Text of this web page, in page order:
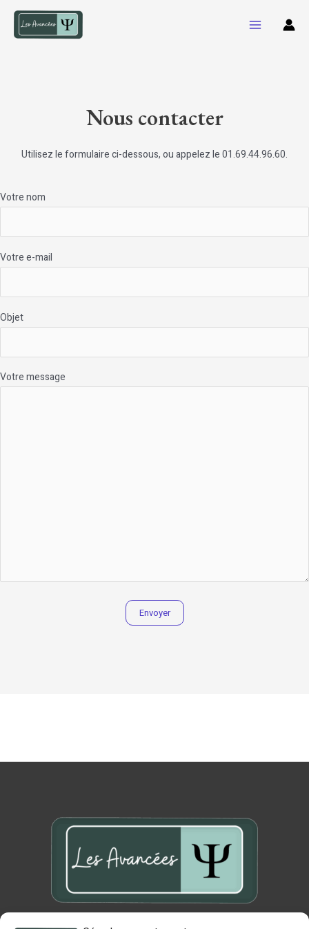
Aller
Main
Nous contacter
Utilisez le formulaire ci-dessous, ou appelez le 01.69.44.96.60.
Votre nom
Votre e-mail
Objet
Votre message